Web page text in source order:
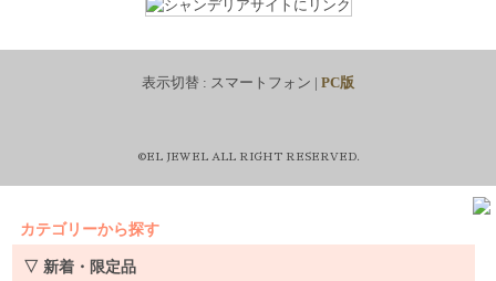
表示切替 : スマートフォン | PC版
©EL JEWEL ALL RIGHT RESERVED.
カテゴリーから探す
▽ 新着・限定品